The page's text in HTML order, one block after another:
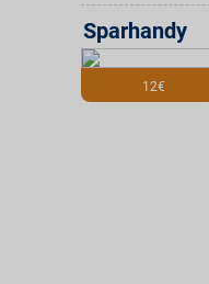
12€
Sparhandy